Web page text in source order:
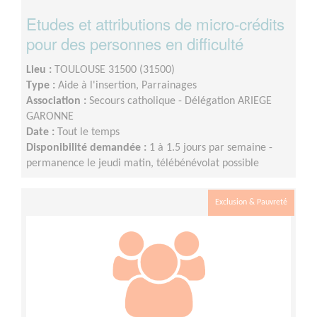
Etudes et attributions de micro-crédits
pour des personnes en difficulté
Lieu :
TOULOUSE 31500 (31500)
Type : Aide à l'insertion, Parrainages
Association : Secours catholique - Délégation ARIEGE
GARONNE
Date :
Tout le temps
Disponibilité demandée : 1 à 1.5 jours par semaine -
permanence le jeudi matin, télébénévolat possible
Exclusion & Pauvreté